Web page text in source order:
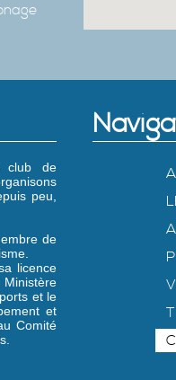
club de
peu,
de
licence
et le
et
Comité